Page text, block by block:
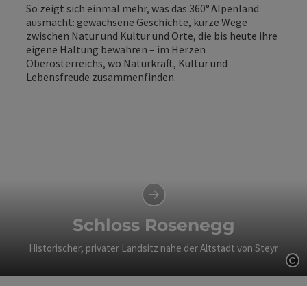
So zeigt sich einmal mehr, was das 360° Alpenland
ausmacht: gewachsene Geschichte, kurze Wege
zwischen Natur und Kultur und Orte, die bis heute ihre
eigene Haltung bewahren – im Herzen
Oberösterreichs, wo Naturkraft, Kultur und
Lebensfreude zusammenfinden.
Schloss Rosenegg
Historischer, privater Landsitz nahe der Altstadt von Steyr